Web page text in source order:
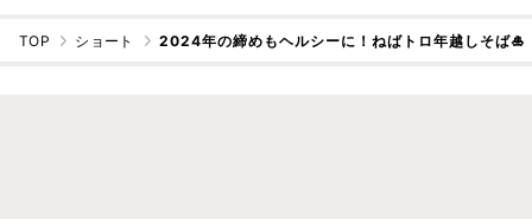
TOP ショート 2024年の締めもヘルシーに！ねばトロ年越しそば🎍